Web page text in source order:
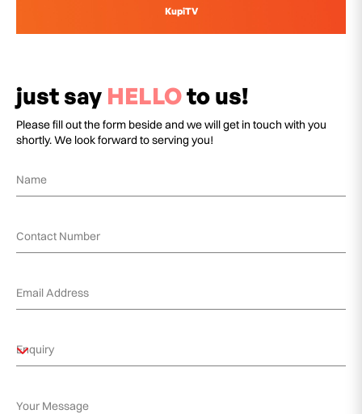
KupiTV
just say HELLOto us!
Please fill out the form beside and we will get in touch with you
shortly. We look forward to serving you!